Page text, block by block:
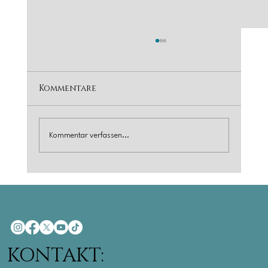
Kommentare
Kommentar verfassen...
KONTAKT: